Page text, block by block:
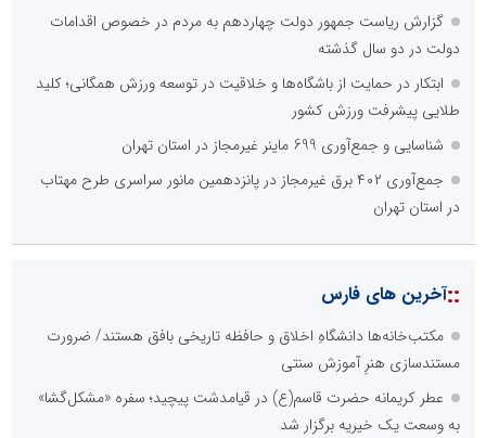
گزارش ریاست جمهور دولت چهاردهم به مردم در خصوص اقدامات
دولت در دو سال گذشته
ابتکار در حمایت از باشگاه‌ها و خلاقیت در توسعه ورزش همگانی؛ کلید
طلایی پیشرفت ورزش کشور
شناسایی و جمع‌آوری 699 ماینر غیرمجاز در استان تهران
جمع‌آوری ۴۰۲ برق غیرمجاز در پانزدهمین مانور سراسری طرح مهتاب
در استان تهران
::آخرین های فارس
مکتب‌خانه‌ها دانشگاهِ اخلاق و حافظه تاریخی بافق هستند/ ضرورت
مستندسازی هنرِ آموزش سنتی
عطر کریمانه حضرت قاسم(ع) در قیامدشت پیچید؛ سفره «مشکل‌گشا»
به وسعت یک خیریه برگزار شد